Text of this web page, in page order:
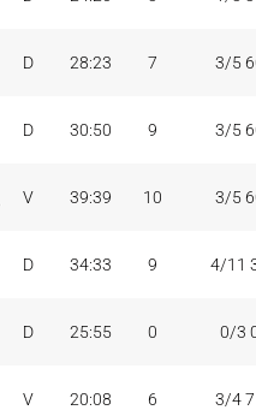
D 28:23 7 3/5
D 30:50 9 3/5
V 39:39 10 3/5
D 34:33 9 4/11
D 25:55 0 0/3
V 20:08 6 3/4